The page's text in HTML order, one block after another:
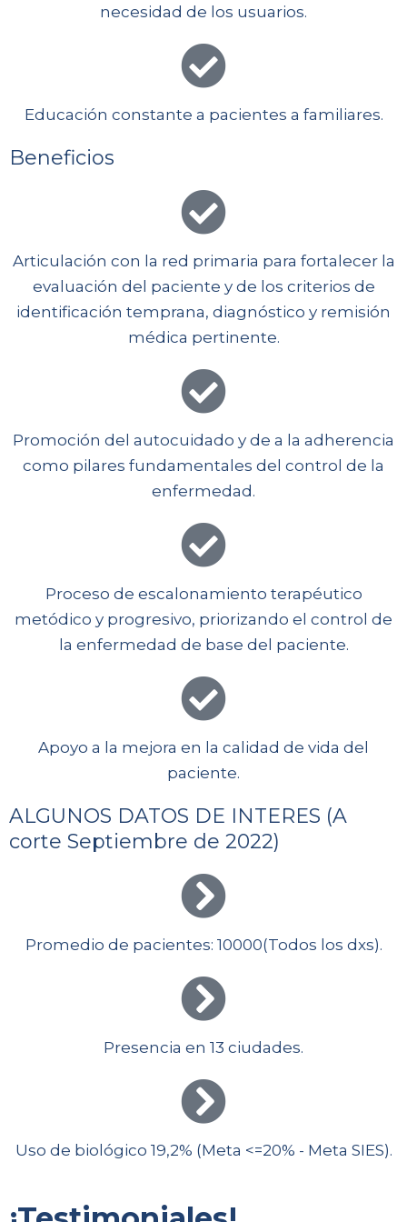
necesidad de los usuarios.
Educación constante a pacientes a familiares.
Beneficios
Articulación con la red primaria para fortalecer la
evaluación del paciente y de los criterios de
identificación temprana, diagnóstico y remisión
médica pertinente.
Promoción del autocuidado y de a la adherencia
como pilares fundamentales del control de la
enfermedad.
Proceso de escalonamiento terapéutico
metódico y progresivo, priorizando el control de
la enfermedad de base del paciente.
Apoyo a la mejora en la calidad de vida del
paciente.
ALGUNOS DATOS DE INTERES (A
corte Septiembre de 2022)
Promedio de pacientes: 10000(Todos los dxs).
Presencia en 13 ciudades.
Uso de biológico 19,2% (Meta <=20% - Meta SIES).